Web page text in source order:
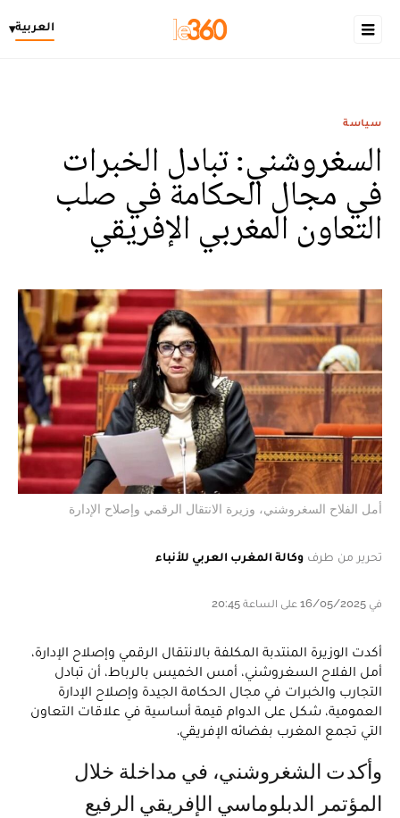
العربية▾
سياسة
السغروشني: تبادل الخبرات
في مجال الحكامة في صلب
التعاون المغربي الإفريقي
أمل الفلاح السغروشني، وزيرة الانتقال الرقمي وإصلاح الإدارة
تحرير من طرف وكالة المغرب العربي للأنباء
في 16/05/2025 على الساعة 20:45
أكدت الوزيرة المنتدبة المكلفة بالانتقال الرقمي وإصلاح الإدارة،
أمل الفلاح السغروشني، أمس الخميس بالرباط، أن تبادل
التجارب والخبرات في مجال الحكامة الجيدة وإصلاح الإدارة
العمومية، شكل على الدوام قيمة أساسية في علاقات التعاون
التي تجمع المغرب بفضائه الإفريقي.
وأكدت الشغروشني، في مداخلة خلال
المؤتمر الدبلوماسي الإفريقي الرفيع